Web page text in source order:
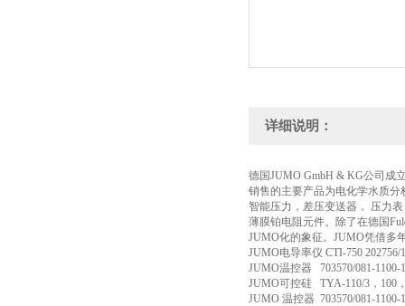
详细说明：
德国JUMO GmbH & KG公司成
销售的主要产品为电化学水质
智能压力，差压变送器， 压力
薄膜铂电阻元件。除了在德国
JUMO化的象征。JUMO凭借多
JUMO电导率仪 CTI-750 202756/
JUMO温控器 703570/081-1100-
JUMO可控硅 TYA-110/3，100
JUMO 温控器 703570/081-1100-